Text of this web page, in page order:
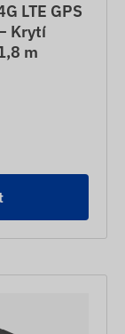
LTE GPS
Krytí
m